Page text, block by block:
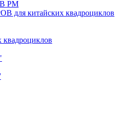
РМ
китайских квадроциклов
квадроциклов